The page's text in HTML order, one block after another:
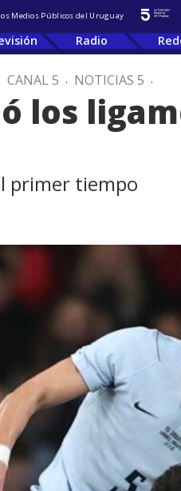
Medios Públicos del Uruguay
Radio
CANAL 5 . NOTICIAS 5 .
los
primer tiempo